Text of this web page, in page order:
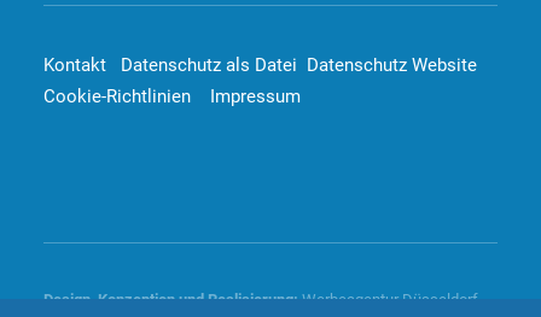
Kontakt Datenschutz als Datei Datenschutz Website
Cookie-Richtlinien
Impressum
Design, Konzeption und Realisierung: Werbeagentur Düsseldorf –